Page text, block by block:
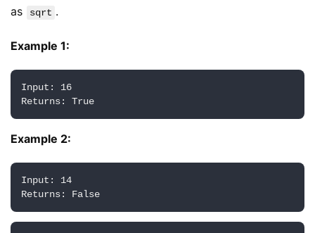
as
sqrt .
Example 1:
Input: 16
Example 2:
Input: 14